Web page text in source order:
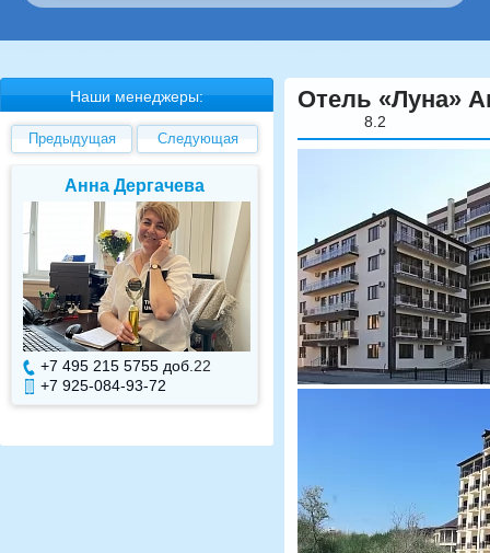
Наши менеджеры:
Предыдущая Следующая
Елена Валуева
+7 495 215 5755 доб. 7
+7 925-084-93-71
Светлана
+7 495 215 5755 доб.
+7 925-084-93-70
Отель «Луна»
8.2